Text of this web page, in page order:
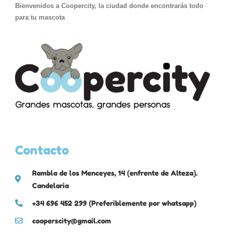
Bienvenidos a Coopercity, la ciudad donde encontrarás todo
para tu mascota
Contacto
Rambla de los Menceyes, 14 (enfrente de Alteza).
Candelaria
+34 696 452 299 (Preferiblemente por whatsapp)
cooperscity@gmail.com